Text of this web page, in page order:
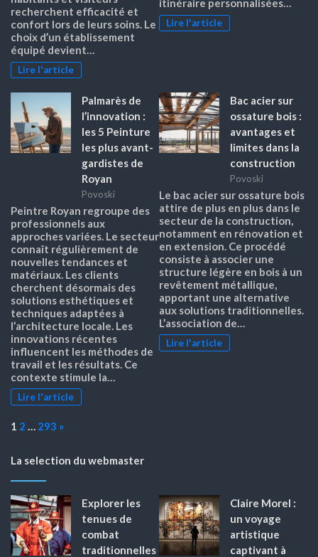
recherchent efficacité et
confort lors de leurs soins. Le
choix d’un établissement
équipé devient…
Lire l'article
itinéraire personnalisées…
Lire l'article
Palmarès de
l’innovation :
les 5 Peinture
les plus avant-
gardistes de
Royan
Povoski
Peintre Royan regroupe des
professionnels aux
approches variées. Le secteur
connaît régulièrement de
nouvelles tendances et
matériaux. Les clients
cherchent désormais des
solutions esthétiques et
techniques adaptées à
l’architecture locale. Les
innovations récentes
influencent les méthodes de
travail et les résultats. Ce
contexte stimule la…
Lire l'article
Bac acier sur
ossature bois :
avantages et
limites dans la
construction
Povoski
Le bac acier sur ossature bois
attire de plus en plus dans le
secteur de la construction,
notamment en rénovation et
en extension. Ce procédé
consiste à associer une
structure légère en bois à un
revêtement métallique,
apportant une alternative
aux solutions traditionnelles.
L’association de…
Lire l'article
Page:
1 2 … 293 Next
»
La selection du webmaster
Explorer les
tenues de
combat
traditionnelles
Claire Morel :
un voyage
artistique
captivant à